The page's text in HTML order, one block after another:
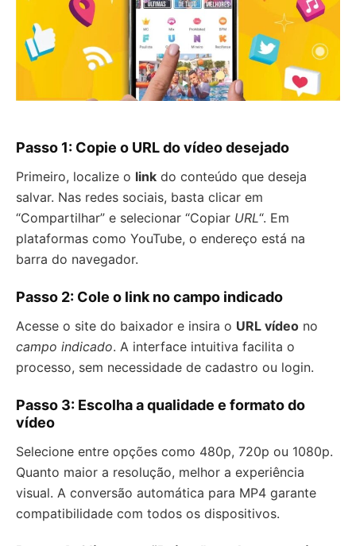
Passo 1: Copie o URL do vídeo desejado
Primeiro, localize o link do conteúdo que deseja
salvar. Nas redes sociais, basta clicar em
“Compartilhar” e selecionar “Copiar URL“. Em
plataformas como YouTube, o endereço está na
barra do navegador.
Passo 2: Cole o link no campo indicado
Acesse o site do baixador e insira o URL vídeo no
campo indicado. A interface intuitiva facilita o
processo, sem necessidade de cadastro ou login.
Passo 3: Escolha a qualidade e formato do
vídeo
Selecione entre opções como 480p, 720p ou 1080p.
Quanto maior a resolução, melhor a experiência
visual. A conversão automática para MP4 garante
compatibilidade com todos os dispositivos.